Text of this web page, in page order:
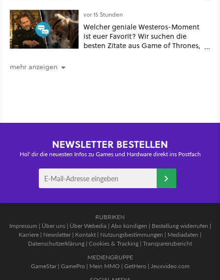
vor 15 Stunden
Welcher geniale Westeros-Moment
ist euer Favorit? Wir suchen die
besten Zitate aus Game of Thrones,
mehr anzeigen
NEWSLETTER BESTELLEN
Hol' dir die neuesten Infos zu Games und Hardware direkt ins Postfach
RUBRIKEN
Impressum | Über uns| Über Webedia | Abo kündigen | Bestellung widerrufen |
Karriere | Newsletter | Kontakt | Nutzungsbestimmungen | Mediadaten |
Datenschutzerklärung | Cookies & Tracking | Transparenzbericht
MEDIENGRUPPE
GameStar| GamePro | Mein MMO | GetHero | Jeuxvideo.com